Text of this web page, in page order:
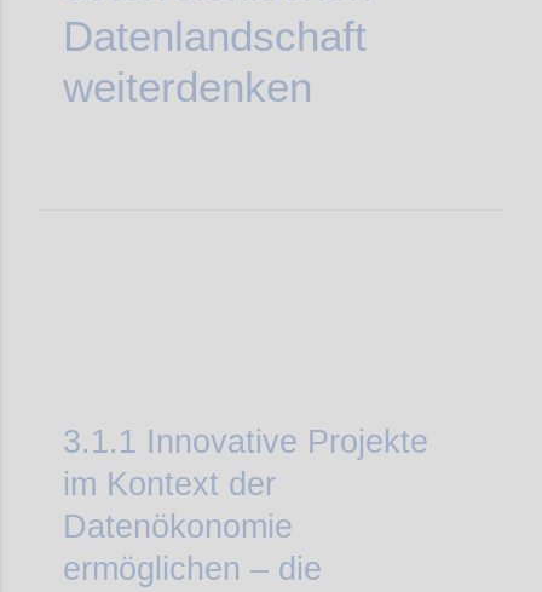
Datenlandschaft
weiterdenken
3.1.1 Innovative Projekte
im Kontext der
Datenökonomie
ermöglichen – die